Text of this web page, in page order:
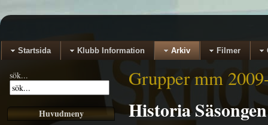
Startsida Klubb Information Arkiv Filmer
sök...
Huvudmeny
Grupper mm
Historia